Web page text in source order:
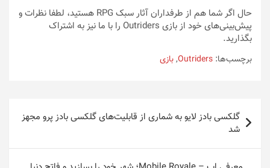
حال اگر شما هم از طرفداران آثار سبک RPG هستید، لطفا نظرات و
پیش‌بینی‌های خود از بازی Outriders را با ما نیز به اشتراک
بگذارید.
برچسب‌ها: Outriders
,بازی
راهبری
نوشتهگلکسی بادز لایو به شماری از قابلیت‌های گلکسی بادز پرو مجهز
شد